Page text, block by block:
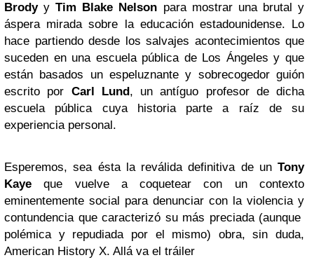
Brody yTim Blake Nelson para mostrar una brutal y
áspera mirada sobre la educación estadounidense. Lo
hace partiendo desde los salvajes acontecimientos que
suceden en una escuela pública de Los Ángeles y que
están basados un espeluznante y sobrecogedor guión
escrito por Carl Lund, un antíguo profesor de dicha
escuela pública cuya historia parte a raíz de su
experiencia personal.
Esperemos, sea ésta la reválida definitiva de un Tony
Kaye que vuelve a coquetear con un contexto
eminentemente social para denunciar con la violencia y
contundencia que caracterizó su más preciada (aunque
polémica y repudiada por el mismo) obra, sin duda,
American History X. Allá va el tráiler